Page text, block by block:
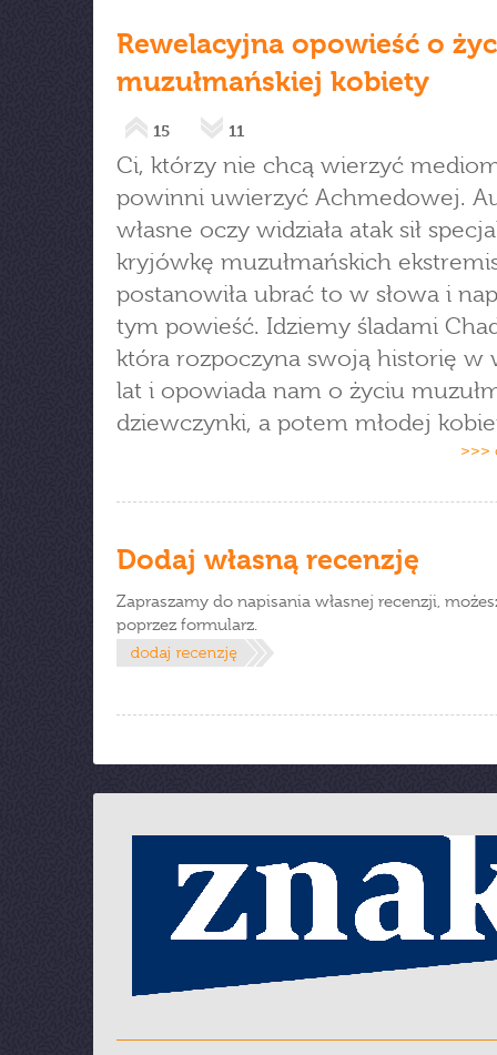
Rewelacyjna opowieść o
muzułmańskiej kobiety
15 11
Ci, którzy nie chcą wierzyć
powinni uwierzyć Achmedowej.
własne oczy widziała atak sił
kryjówkę muzułmańskich
postanowiła ubrać to w słowa i
tym powieść. Idziemy śladami
która rozpoczyna swoją historię w
lat i opowiada nam o życiu
dziewczynki, a potem młodej
>>>
Dodaj własną recenzję
Zapraszamy do napisania własnej recenzji,
poprzez formularz.